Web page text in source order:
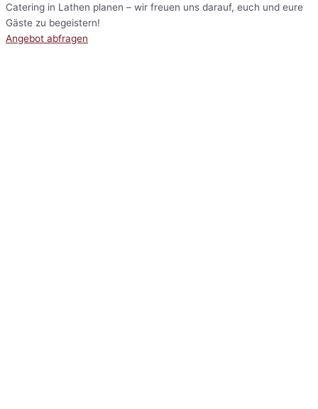
Catering in Lathen planen – wir freuen uns darauf, euch und eure
Gäste zu begeistern!
Angebot abfragen